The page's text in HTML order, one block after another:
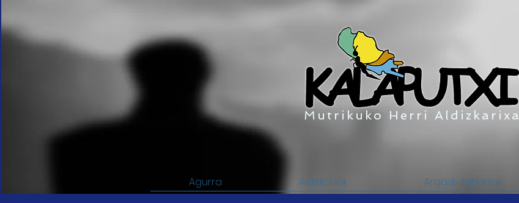
Agurra Aldizkariak Argazki zaharrak
Mutrikuko Herri Aldizkarixa